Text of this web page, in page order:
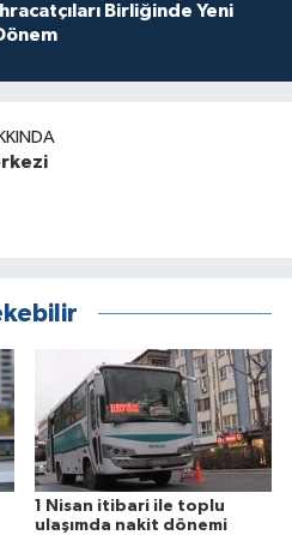
İhracatçıları Birliğinde Yeni
1 Nisan itibari ile toplu
ulaşımda nakit dönemi